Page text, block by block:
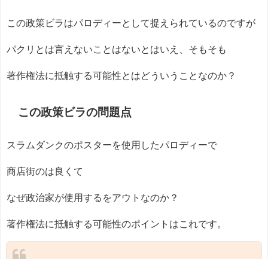
この政策ビラはパロディーとして捉えられているのですが
パクリとは言えないことはないとはいえ、そもそも
著作権法に抵触する可能性とはどういうことなのか？
この政策ビラの問題点
スラムダンクのポスターを使用したパロディーで
商店街のは良くて
なぜ政治家が使用するをアウトなのか？
著作権法に抵触する可能性のポイントはこれです。